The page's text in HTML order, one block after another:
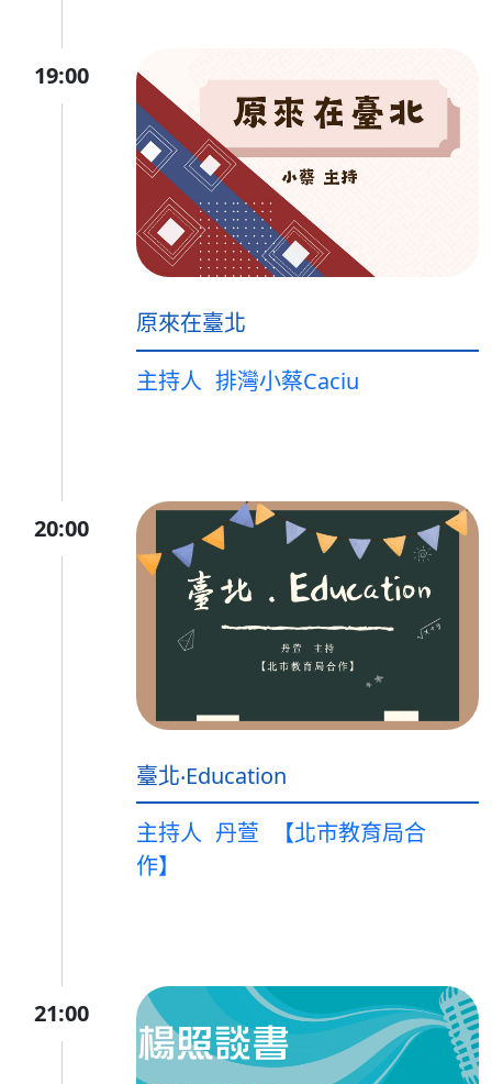
19:00
原來在臺北
主持人 排灣小蔡Caciu
20:00
臺北‧Education
主持人 丹萱
【北市教育局合
作】
21:00